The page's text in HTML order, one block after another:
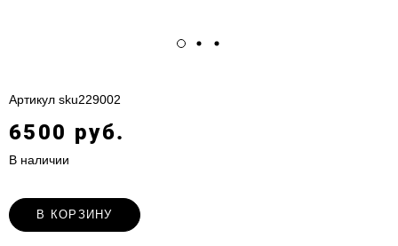
Артикул sku229002
6500 руб.
В наличии
В КОРЗИНУ